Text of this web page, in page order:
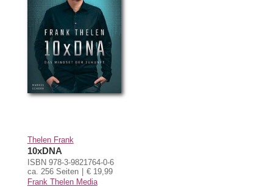
Thelen Frank
10xDNA
ISBN 978-3-9821764-0-6
ca. 256 Seiten
€ 19,99
Frank Thelen Media